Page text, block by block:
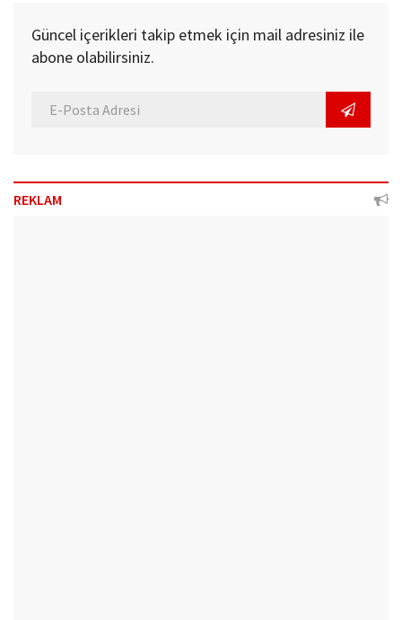
Güncel içerikleri takip etmek için mail adresiniz ile
abone olabilirsiniz.
REKLAM